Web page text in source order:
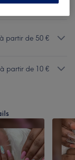
à partir de 50 €
à partir de 10 €